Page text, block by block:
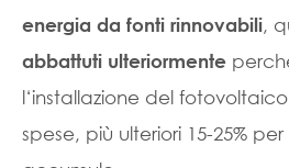
energia da fonti rinnovabili,
abbattuti ulteriormente
l‘installazione del
spese, più ulteriori 15-25% per